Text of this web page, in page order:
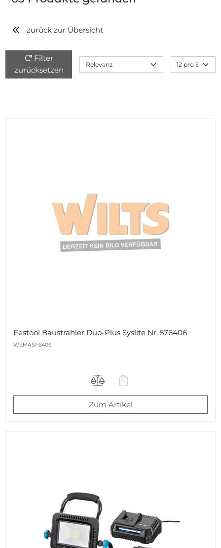
zurück zur Übersicht
Filter
zurücksetzen
Festool Baustrahler Duo-Plus Syslite Nr. 576406
WEMASF6406
Zum Artikel